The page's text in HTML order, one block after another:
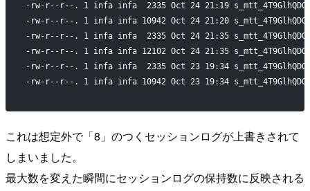
-rw-r--r--. 1 infa infa  2335 Oct 24 21:19
-rw-r--r--. 1 infa infa 10942 Oct 24 21:20
-rw-r--r--. 1 infa infa  2335 Oct 24 21:35
-rw-r--r--. 1 infa infa 12102 Oct 24 21:35
-rw-r--r--. 1 infa infa  2335 Oct 23 19:34
-rw-r--r--. 1 infa infa 10942 Oct 23 19:34
これは想定外で「8」のつくセッションログが上書きされて
しまいました。
最大数を変えた瞬間にセッションログの保持数に反映される